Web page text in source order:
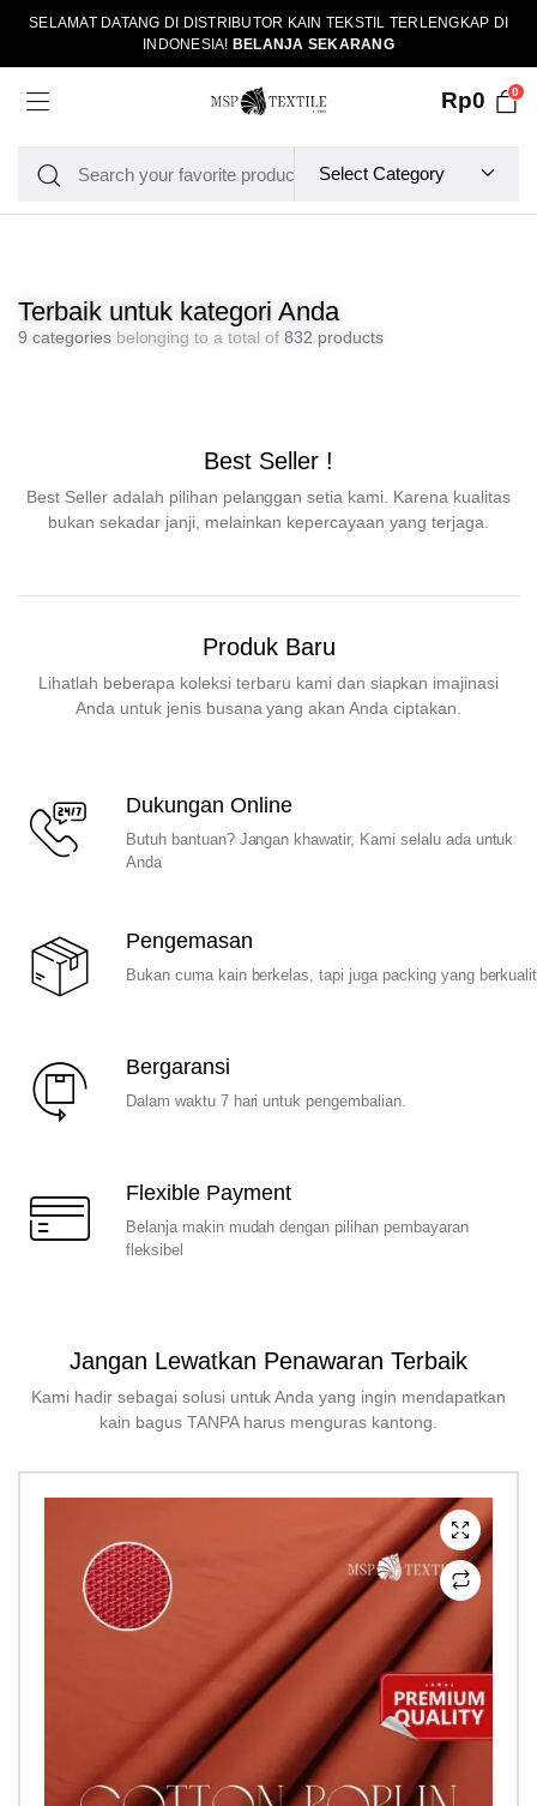
SELAMAT DATANG DI DISTRIBUTOR KAIN TEKSTIL TERLENGKAP DI
INDONESIA! BELANJA SEKARANG
Rp0 0
Terbaik untuk kategori Anda
9 categoriesbelonging to a total of 832 products
Best Seller !
Best Seller adalah pilihan pelanggan setia kami. Karena kualitas
bukan sekadar janji, melainkan kepercayaan yang terjaga.
Produk Baru
Lihatlah beberapa koleksi terbaru kami dan siapkan imajinasi
Anda untuk jenis busana yang akan Anda ciptakan.
Dukungan Online
Butuh bantuan? Jangan khawatir, Kami selalu ada untuk
Anda
Pengemasan
Bukan cuma kain berkelas, tapi juga packing yang
Bergaransi
Dalam waktu 7 hari untuk pengembalian.
Flexible Payment
Belanja makin mudah dengan pilihan pembayaran
fleksibel
Jangan Lewatkan Penawaran Terbaik
Kami hadir sebagai solusi untuk Anda yang ingin mendapatkan
kain bagus TANPA harus menguras kantong.